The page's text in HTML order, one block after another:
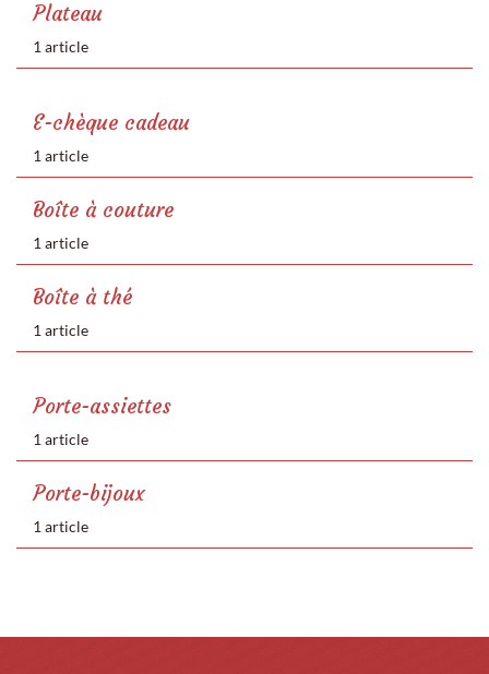
Plateau
1 article
E-chèque cadeau
1 article
Boîte à couture
1 article
Boîte à thé
1 article
Porte-assiettes
1 article
Porte-bijoux
1 article